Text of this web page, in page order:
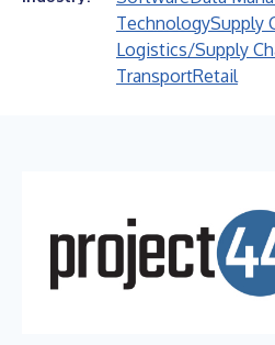
TechnologySupply
Logistics/Supply
TransportRetail